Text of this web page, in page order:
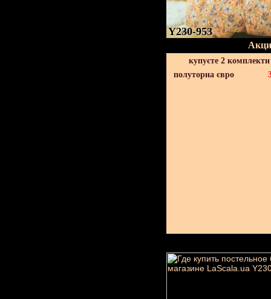
Y230-953
купуєте 2
полуторна євро